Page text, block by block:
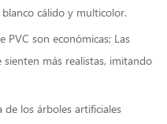
cálido y multicolor.
PVC son económicas; Las
sienten más realistas, imitando
de los árboles artificiales